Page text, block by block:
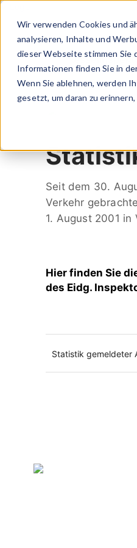
Wir verwenden Cookies und
analysieren, Inhalte und
dieser Webseite stimmen Sie
Informationen finden Sie in
Wenn Sie ablehnen, werden
gesetzt, um daran zu
Direkt
Seit dem 30.
Verkehr
1. August 2001
Hier finden Sie
des Eidg.
Statistik gemeldeter